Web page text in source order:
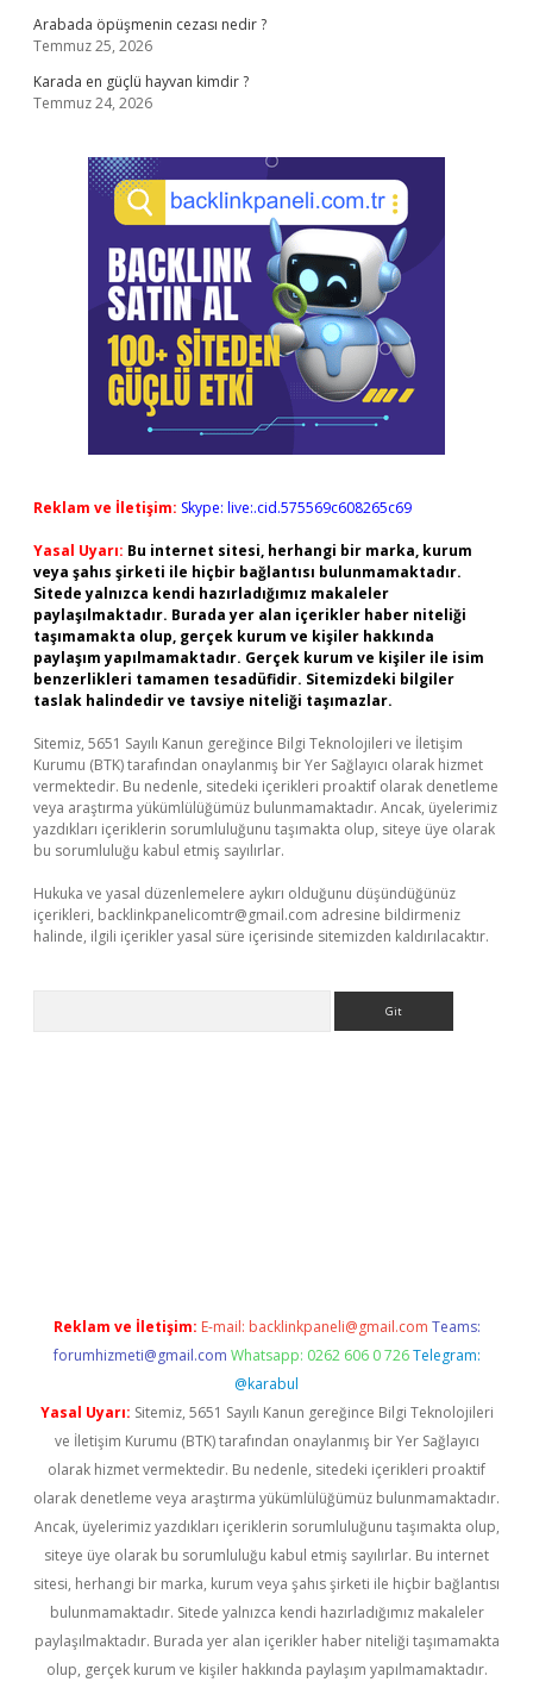
Arabada öpüşmenin cezası nedir ?
Temmuz 25, 2026
Karada en güçlü hayvan kimdir ?
Temmuz 24, 2026
Reklam ve İletişim: Skype: live:.cid.575569c608265c69
Yasal Uyarı: Bu internet sitesi, herhangi bir marka, kurum
veya şahıs şirketi ile hiçbir bağlantısı bulunmamaktadır.
Sitede yalnızca kendi hazırladığımız makaleler
paylaşılmaktadır. Burada yer alan içerikler haber niteliği
taşımamakta olup, gerçek kurum ve kişiler hakkında
paylaşım yapılmamaktadır. Gerçek kurum ve kişiler ile isim
benzerlikleri tamamen tesadüfidir. Sitemizdeki bilgiler
taslak halindedir ve tavsiye niteliği taşımazlar.
Sitemiz, 5651 Sayılı Kanun gereğince Bilgi Teknolojileri ve İletişim
Kurumu (BTK) tarafından onaylanmış bir Yer Sağlayıcı olarak hizmet
vermektedir. Bu nedenle, sitedeki içerikleri proaktif olarak denetleme
veya araştırma yükümlülüğümüz bulunmamaktadır. Ancak, üyelerimiz
yazdıkları içeriklerin sorumluluğunu taşımakta olup, siteye üye olarak
bu sorumluluğu kabul etmiş sayılırlar.
Hukuka ve yasal düzenlemelere aykırı olduğunu düşündüğünüz
içerikleri, backlinkpanelicomtr@gmail.com adresine bildirmeniz
halinde, ilgili içerikler yasal süre içerisinde sitemizden kaldırılacaktır.
Reklam ve İletişim: E-mail: backlinkpaneli@gmail.com Teams:
forumhizmeti@gmail.com Whatsapp: 0262 606 0 726 Telegram:
@karabul
Yasal Uyarı: Sitemiz, 5651 Sayılı Kanun gereğince Bilgi Teknolojileri
ve İletişim Kurumu (BTK) tarafından onaylanmış bir Yer Sağlayıcı
olarak hizmet vermektedir. Bu nedenle, sitedeki içerikleri proaktif
olarak denetleme veya araştırma yükümlülüğümüz bulunmamaktadır.
Ancak, üyelerimiz yazdıkları içeriklerin sorumluluğunu taşımakta olup,
siteye üye olarak bu sorumluluğu kabul etmiş sayılırlar. Bu internet
sitesi, herhangi bir marka, kurum veya şahıs şirketi ile hiçbir bağlantısı
bulunmamaktadır. Sitede yalnızca kendi hazırladığımız makaleler
paylaşılmaktadır. Burada yer alan içerikler haber niteliği taşımamakta
olup, gerçek kurum ve kişiler hakkında paylaşım yapılmamaktadır.